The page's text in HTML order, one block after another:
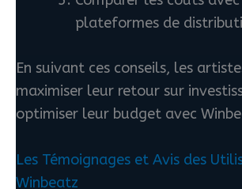
plateformes de
En suivant ces conseils, les
maximiser leur retour sur
optimiser leur budget avec
Les Témoignages et Avis des
Winbeatz